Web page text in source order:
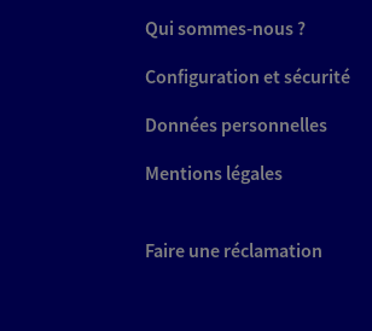
Horaires :
Qui sommes-nous ?
Configuration et sécurité
Données personnelles
Mentions légales
Faire une réclamation